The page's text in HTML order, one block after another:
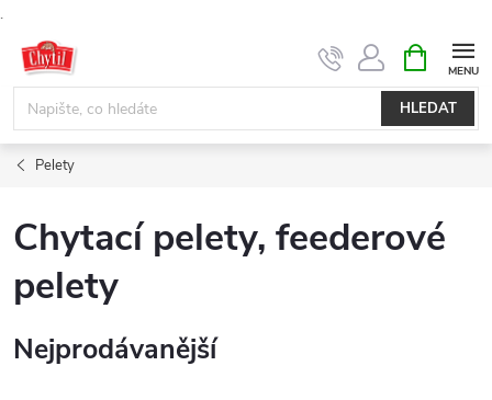
.
obsah
HLEDAT
NÁKUPNÍ
KOŠÍK
Pelety
Chytací pelety, feederové
pelety
Nejprodávanější